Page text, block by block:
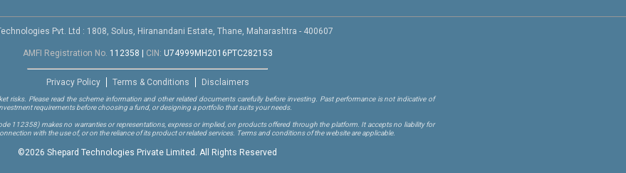
Pvt. Ltd : 1808, Solus, Hiranandani Estate, Thane, Maharashtra - 400607
AMFI Registration No. 112358 | CIN: U74999MH2016PTC282153
Privacy Policy Terms & Conditions Disclaimers
risks. Please read the scheme information and other related documents carefully before investing. Past performance is not indicative of
requirements before choosing a fund, or designing a portfolio that suits your needs.
112358)makes no warranties or representations, express or implied, on products offered through the platform. It accepts no liability for
with the use of, or on the reliance of its product or related services. Terms and conditions of the website are applicable.
©2026 Shepard Technologies Private Limited. All Rights Reserved